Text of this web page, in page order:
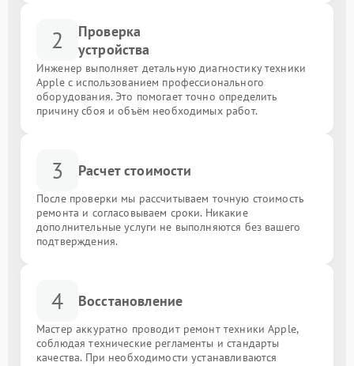
2
Проверка
устройства
Инженер выполняет детальную диагностику техники
Apple с использованием профессионального
оборудования. Это помогает точно определить
причину сбоя и объём необходимых работ.
3 Расчет стоимости
После проверки мы рассчитываем точную стоимость
ремонта и согласовываем сроки. Никакие
дополнительные услуги не выполняются без вашего
подтверждения.
4 Восстановление
Мастер аккуратно проводит ремонт техники Apple,
соблюдая технические регламенты и стандарты
качества. При необходимости устанавливаются